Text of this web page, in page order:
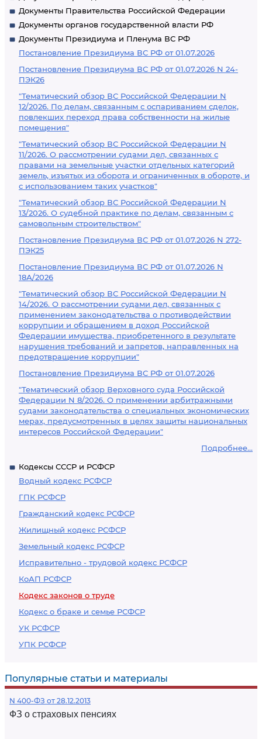
Документы Правительства Российской Федерации
Документы органов государственной власти РФ
Документы Президиума и Пленума ВС РФ
Постановление Президиума ВС РФ от 01.07.2026
Постановление Президиума ВС РФ от 01.07.2026 N 24-
ПЭК26
"Тематический обзор ВС Российской Федерации N
12/2026. По делам, связанным с оспариванием сделок,
повлекших переход права собственности на жилые
помещения"
"Тематический обзор ВС Российской Федерации N
11/2026. О рассмотрении судами дел, связанных с
правами на земельные участки отдельных категорий
земель, изъятых из оборота и ограниченных в обороте, и
с использованием таких участков"
"Тематический обзор ВС Российской Федерации N
13/2026. О судебной практике по делам, связанным с
самовольным строительством"
Постановление Президиума ВС РФ от 01.07.2026 N 272-
ПЭК25
Постановление Президиума ВС РФ от 01.07.2026 N
18А/2026
"Тематический обзор ВС Российской Федерации N
14/2026. О рассмотрении судами дел, связанных с
применением законодательства о противодействии
коррупции и обращением в доход Российской
Федерации имущества, приобретенного в результате
нарушения требований и запретов, направленных на
предотвращение коррупции"
Постановление Президиума ВС РФ от 01.07.2026
"Тематический обзор Верховного суда Российской
Федерации N 8/2026. О применении арбитражными
судами законодательства о специальных экономических
мерах, предусмотренных в целях защиты национальных
интересов Российской Федерации"
Подробнее...
Кодексы СССР и РСФСР
Водный кодекс РСФСР
ГПК РСФСР
Гражданский кодекс РСФСР
Жилищный кодекс РСФСР
Земельный кодекс РСФСР
Исправительно - трудовой кодекс РСФСР
КоАП РСФСР
Кодекс законов о труде
Кодекс о браке и семье РСФСР
УК РСФСР
УПК РСФСР
Популярные статьи и материалы
N 400-ФЗ от 28.12.2013
ФЗ о страховых пенсиях